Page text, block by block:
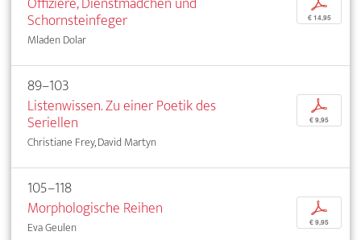
Schornsteinfeger
Mladen Dolar
€ 14,95
89–103
Listenwissen. Zu einer Poetik des
Seriellen
Christiane Frey, David Martyn
p
€ 9,95
105–118
Morphologische Reihen
Eva Geulen
p
€ 9,95